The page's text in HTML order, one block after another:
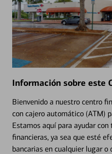
Información sobre este
Bienvenido a nuestro centro
con cajero automático (ATM)
Estamos aquí para ayudar con
financieras, ya sea que esté
bancarias en cualquier lugar o